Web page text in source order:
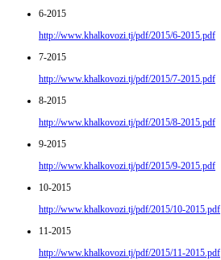
6-2015
http://www.khalkovozi.tj/pdf/2015/6-2015.pdf
7-2015
http://www.khalkovozi.tj/pdf/2015/7-2015.pdf
8-2015
http://www.khalkovozi.tj/pdf/2015/8-2015.pdf
9-2015
http://www.khalkovozi.tj/pdf/2015/9-2015.pdf
10-2015
http://www.khalkovozi.tj/pdf/2015/10-2015.pdf
11-2015
http://www.khalkovozi.tj/pdf/2015/11-2015.pdf